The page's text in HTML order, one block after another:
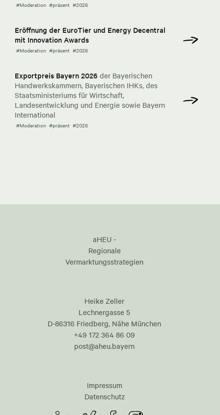
#Moderation #präsent #2026
Eröffnung der EuroTier und Energy Decentral
mit Innovation Awards
#Moderation #präsent #2026
Exportpreis Bayern 2026 der Bayerischen
Handwerkskammern, Bayerischen IHKs, des
Staatsministeriums für Wirtschaft,
Landesentwicklung und Energie sowie Bayern
International
#Moderation #präsent #2026
aHEU -
Regionale
Vermarktungsstrategien
Heike Zeller
Lechnergasse 5
D-86316 Friedberg, Nähe München
+49 172 364 86 09
post@aheu.bayern
Impressum
Datenschutz